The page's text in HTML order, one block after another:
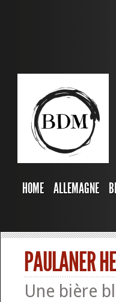
HOME ALLEMAGNE
PAULANER
Une bière